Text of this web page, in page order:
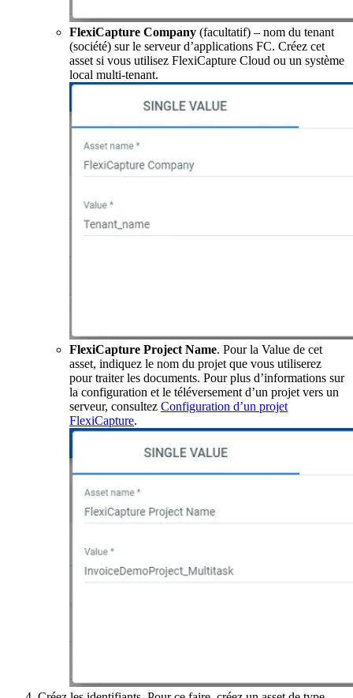
FlexiCapture Company (facultatif) – nom du tenant
(société) sur le serveur d’applications FC. Créez cet
asset si vous utilisez FlexiCapture Cloud ou un système
local multi-tenant.
FlexiCapture Project Name. Pour la Value de cet
asset, indiquez le nom du projet que vous utiliserez
pour traiter les documents. Pour plus d’informations sur
la configuration et le téléversement d’un projet vers un
serveur, consultez Configuration d’un projet
FlexiCapture.